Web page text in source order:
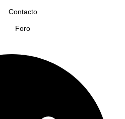
Contacto
Foro